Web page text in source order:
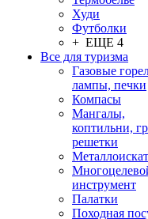
Худи
Футболки
+ ЕЩЕ 4
Все для туризма
Газовые
лампы, печки
Компасы
Мангалы,
коптильни,
решетки
инструмент
Палатки
Походная